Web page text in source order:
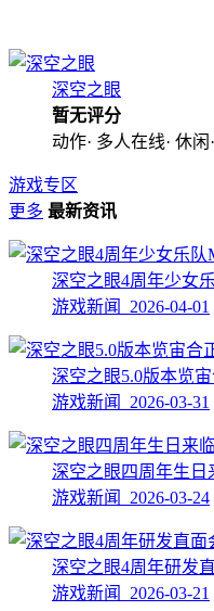
深空之眼
暂无评分
动作· 多人在线· 休闲
游戏专区
更多 最新资讯
深空之眼4周年少女
游戏新闻 2026-04-01
深空之眼5.0版本览
游戏新闻 2026-03-31
深空之眼四周年生日
游戏新闻 2026-03-24
深空之眼4周年研发
游戏新闻 2026-03-21